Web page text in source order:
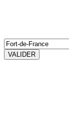
VALIDER